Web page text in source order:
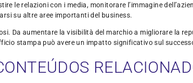
le relazioni con i media, monitorare l’immagine
su altre aree importanti del business.
Da aumentare la visibilità del marchio a migliorare la
stampa può avere un impatto significativo sul